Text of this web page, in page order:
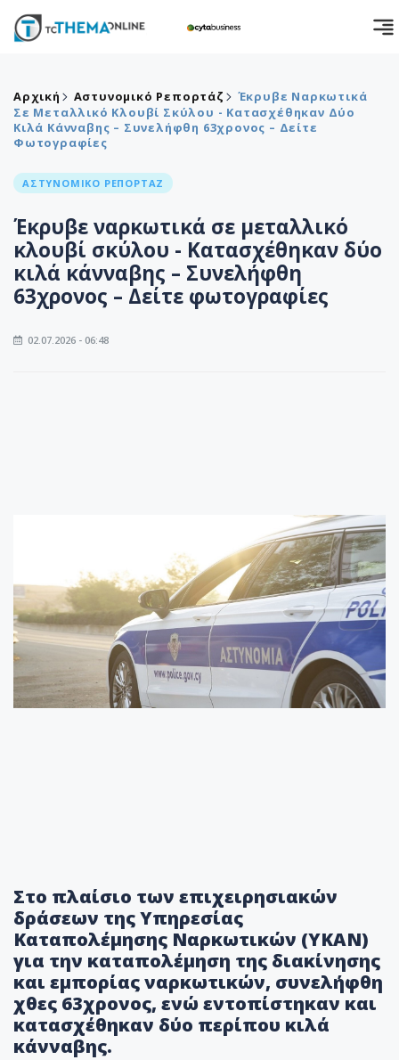
Αρχική Αστυνομικό Ρεπορτάζ
Έκρυβε Ναρκωτικά
Σε Μεταλλικό Κλουβί Σκύλου - Κατασχέθηκαν Δύο
Κιλά Κάνναβης – Συνελήφθη 63χρονος – Δείτε
Φωτογραφίες
ΑΣΤΥΝΟΜΙΚΟ ΡΕΠΟΡΤΑΖ
Έκρυβε ναρκωτικά σε μεταλλικό
κλουβί σκύλου - Κατασχέθηκαν δύο
κιλά κάνναβης – Συνελήφθη
63χρονος – Δείτε φωτογραφίες
02.07.2026 - 06:48
Στο πλαίσιο των επιχειρησιακών
δράσεων της Υπηρεσίας
Καταπολέμησης Ναρκωτικών (ΥΚΑΝ)
για την καταπολέμηση της διακίνησης
και εμπορίας ναρκωτικών, συνελήφθη
χθες 63χρονος, ενώ εντοπίστηκαν και
κατασχέθηκαν δύο περίπου κιλά
κάνναβης.